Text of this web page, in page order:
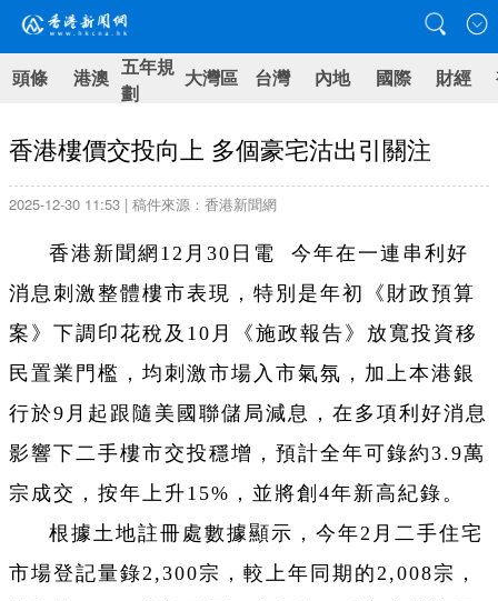
頭條 港澳 五年規
劃
大灣區 台灣 內地 國際 財經
香港樓價交投向上 多個豪宅沽出引關注
2025-12-30 11:53 | 稿件來源：香港新聞網
香港新聞網12月30日電 今年在一連串利好
消息刺激整體樓市表現，特別是年初《財政預算
案》下調印花稅及10月《施政報告》放寬投資移
民置業門檻，均刺激市場入市氣氛，加上本港銀
行於9月起跟隨美國聯儲局減息，在多項利好消息
影響下二手樓市交投穩增，預計全年可錄約3.9萬
宗成交，按年上升15%，並將創4年新高紀錄。
根據土地註冊處數據顯示，今年2月二手住宅
市場登記量錄2,300宗，較上年同期的2,008宗，